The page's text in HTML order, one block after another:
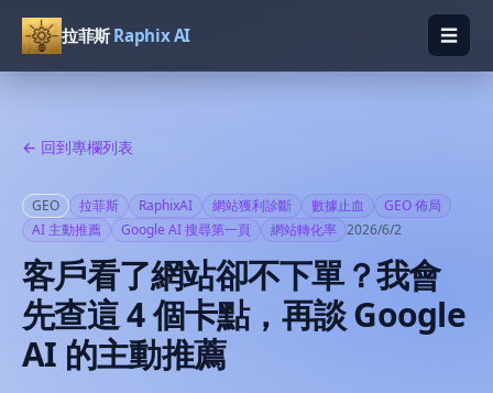
拉菲斯Raphix AI ☰開啟
← 回到專欄列表
GEO 拉菲斯 RaphixAI 網站獲利診斷 數據止血
GEO 佈局
AI 主動推薦
Google AI 搜尋第一頁 網站轉化率 2026/6/2
客戶看了網站卻不下單？我會
先查這 4 個卡點，再談 Google
AI 的主動推薦